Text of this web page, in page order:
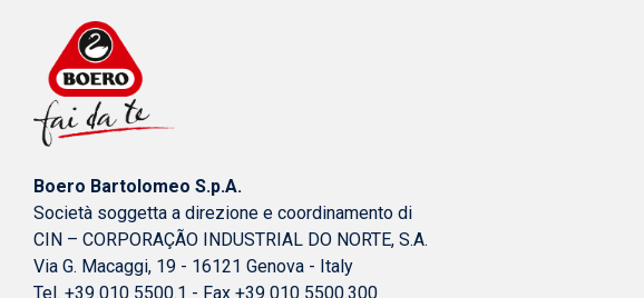
Boero Bartolomeo S.p.A.
Società soggetta a direzione e coordinamento di
CIN – CORPORAÇÃO INDUSTRIAL DO NORTE, S.A.
Via G. Macaggi, 19 - 16121 Genova - Italy
Tel. +39 010 5500.1 - Fax +39 010 5500.300